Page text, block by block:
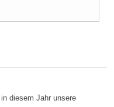
diesem Jahr unsere